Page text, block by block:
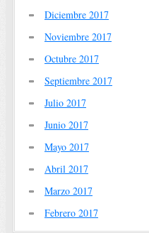
Diciembre 2017
Noviembre 2017
Octubre 2017
Septiembre 2017
Julio 2017
Junio 2017
Mayo 2017
Abril 2017
Marzo 2017
Febrero 2017